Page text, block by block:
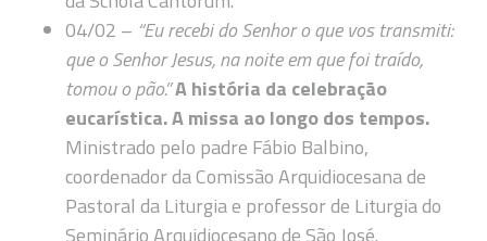
04/02 – “Eu recebi do Senhor o que vos transmiti:
que o Senhor Jesus, na noite em que foi traído,
tomou o pão.”A história da celebração
eucarística. A missa ao longo dos tempos.
Ministrado pelo padre Fábio Balbino,
coordenador da Comissão Arquidiocesana de
Pastoral da Liturgia e professor de Liturgia do
Seminário Arquidiocesano de São José.